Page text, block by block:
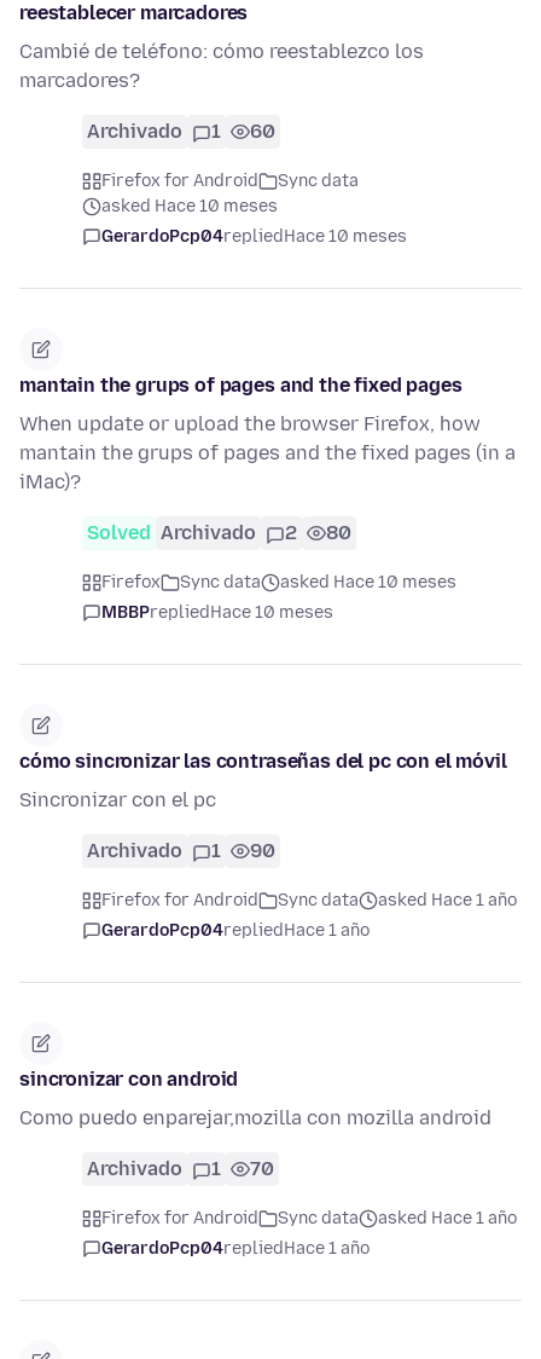
reestablecer marcadores
Cambié de teléfono: cómo reestablezco los
marcadores?
Archivado 1 60
Firefox for Android
Sync data
asked Hace 10 meses
GerardoPcp04repliedHace 10 meses
mantain the grups of pages and the fixed pages
When update or upload the browser Firefox, how
mantain the grups of pages and the fixed pages (in a
iMac)?
Solved Archivado 2 80
Firefox Sync data
asked Hace 10 meses
MBBPrepliedHace 10 meses
cómo sincronizar las contraseñas del pc con el móvil
Sincronizar con el pc
Archivado 1 90
Firefox for Android Sync data
asked Hace 1 año
GerardoPcp04repliedHace 1 año
sincronizar con android
Como puedo enparejar,mozilla con mozilla android
Archivado 1 70
Firefox for Android Sync data
asked Hace 1 año
GerardoPcp04repliedHace 1 año